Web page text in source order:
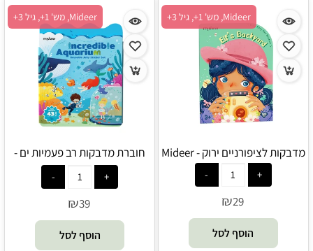
Mideer, מש' 1+, גיל 3+
מדבקות לציפורניים ירוק - Mideer
₪29
הוסף לסל
Mideer, מש' 1+, גיל 3+
חוברת מדבקות רב פעמיות ים -
Mideer
₪39
הוסף לסל